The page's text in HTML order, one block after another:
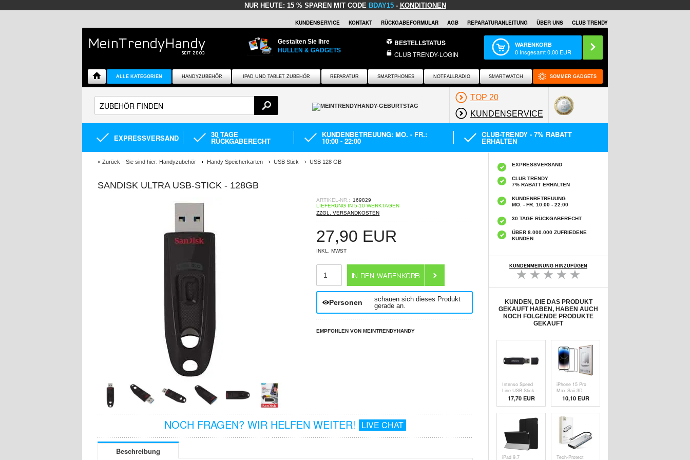
NUR HEUTE: 15 % SPAREN MIT CODE BDAY15- KONDITIONEN
KUNDENSERVICE KONTAKT RÜCKGABEFORMULAR AGB REPARATURANLEITUNG ÜBER UNS CLUB TRENDY
Gestalten Sie Ihre
HÜLLEN & GADGETS
BESTELLSTATUS
CLUB TRENDY-LOGIN
WARENKORB
0 Insgesamt0,00 EUR
ALLE KATEGORIEN HANDYZUBEHÖR IPAD UND TABLET ZUBEHÖR REPARATUR SMARTPHONES NOTFALLRADIO SMARTWATCH SOMMER GADGETS
TOP 20
KUNDENSERVICE
EXPRESSVERSAND 30 TAGE
RÜCKGABERECHT
KUNDENBETREUUNG: MO. - FR.:
10:00 - 22:00
CLUB-TRENDY - 7% RABATT
ERHALTEN
« Zurück - Sie sind hier: Handyzubehör Handy Speicherkarten USB Stick USB 128 GB
SANDISK ULTRA USB-STICK - 128GB
ARTIKEL-NR.:
169829
LIEFERUNG IN 5-10 WERKTAGEN
ZZGL. VERSANDKOSTEN
27,90 EUR
INKL. MWST
Personen
schauen sich dieses Produkt
gerade an.
EMPFOHLEN VON MEINTRENDYHANDY
NOCH FRAGEN? WIR HELFEN WEITER! LIVE CHAT
Beschreibung
EXPRESSVERSAND
CLUB TRENDY
7% RABATT ERHALTEN
KUNDENBETREUUNG
MO. - FR. 10:00 - 22:00
30 TAGE RÜCKGABERECHT
ÜBER 8.000.000 ZUFRIEDENE
KUNDEN
KUNDENMEINUNG HINZUFÜGEN
KUNDEN, DIE DAS PRODUKT
GEKAUFT HABEN, HABEN AUCH
NOCH FOLGENDE PRODUKTE
GEKAUFT
Intenso Speed
Line USB Stick -
64GB
17,70 EUR
iPhone 15 Pro
Max Saii 3D
Premium
Panzerglas - 9H -
2 Pcs.
10,10 EUR
iPad 9.7
Tech-Protect